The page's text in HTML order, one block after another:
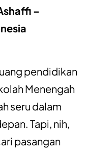
–
pendidikan
Menengah
seru dalam
Tapi, nih,
pasangan